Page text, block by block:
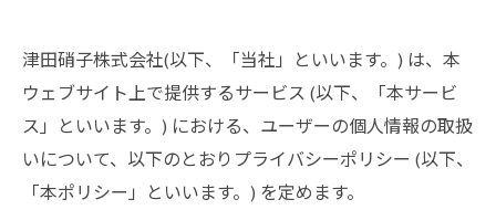
津田硝子株式会社(以下、「当社」といいます。) は、本
ウェブサイト上で提供するサービス (以下、「本サービ
ス」といいます。) における、ユーザーの個人情報の取扱
いについて、以下のとおりプライバシーポリシー (以下、
「本ポリシー」といいます。) を定めます。